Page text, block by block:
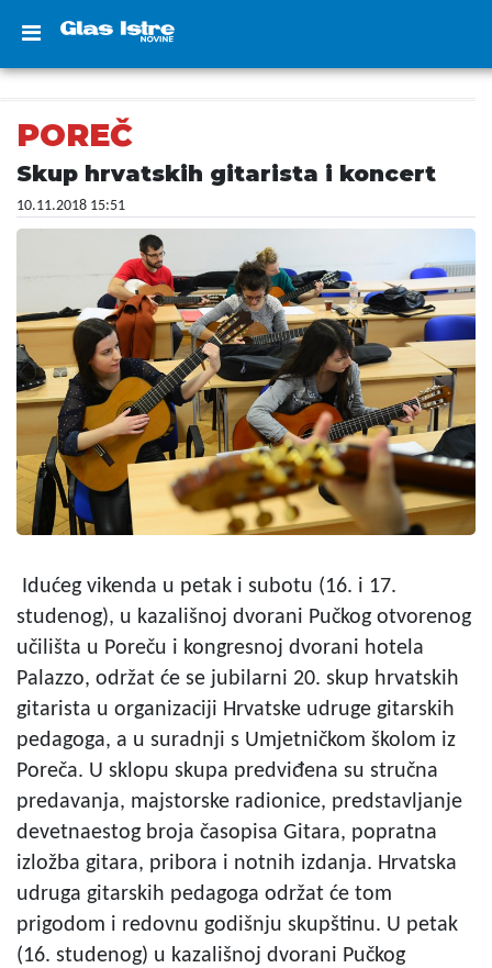
POREČ
Skup hrvatskih gitarista i koncert
10.11.2018 15:51
Idućeg vikenda u petak i subotu (16. i 17.
studenog), u kazališnoj dvorani Pučkog otvorenog
učilišta u Poreču i kongresnoj dvorani hotela
Palazzo, održat će se jubilarni 20. skup hrvatskih
gitarista u organizaciji Hrvatske udruge gitarskih
pedagoga, a u suradnji s Umjetničkom školom iz
Poreča. U sklopu skupa predviđena su stručna
predavanja, majstorske radionice, predstavljanje
devetnaestog broja časopisa Gitara, popratna
izložba gitara, pribora i notnih izdanja. Hrvatska
udruga gitarskih pedagoga održat će tom
prigodom i redovnu godišnju skupštinu. U petak
(16. studenog) u kazališnoj dvorani Pučkog